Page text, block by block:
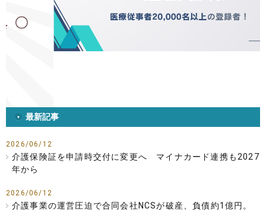
最新記事
2026/06/12
介護保険証を申請時交付に変更へ マイナカード連携も2027
年から
2026/06/12
介護事業の運営圧迫で合同会社NCSが破産、負債約1億円。